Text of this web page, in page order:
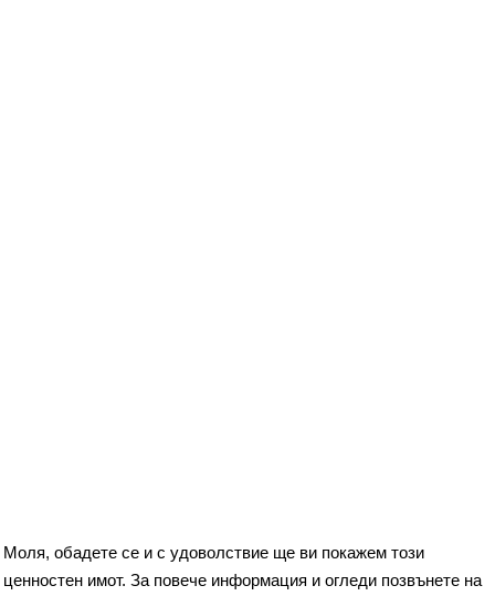
Моля, обадете се и с удоволствие ще ви покажем този
ценностен имот. За повече информация и огледи позвънете на